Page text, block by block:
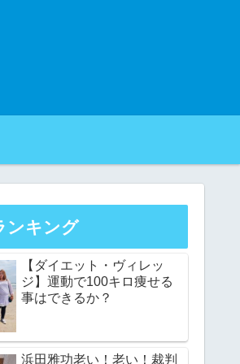
ンキング
【ダイエット・ヴィレッ
ジ】運動で100キロ痩せる
事はできるか？
浜田雅功老い！老い！裁判